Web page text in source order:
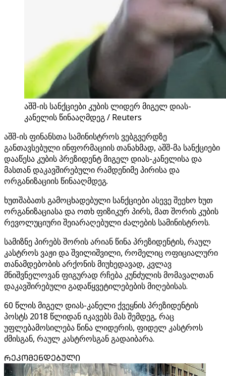
აშშ-ის სანქციები კუბის ლიდერ მიგელ დიას-
კანელის წინააღმდეგ / Reuters
აშშ-ის ფინანსთა სამინისტროს ვებგვერდზე
განთავსებული ინფორმაციის თანახმად, აშშ-მა სანქციები
დააწესა კუბის პრეზიდენტ მიგელ დიას-კანელისა და
მასთან დაკავშირებული რამდენიმე პირისა და
ორგანიზაციის წინააღმდეგ.
ხუთშაბათს გამოცხადებული სანქციები ასევე შეეხო ხუთ
ორგანიზაციასა და ოთხ ფიზიკურ პირს, მათ შორის კუბის
რევოლუციური შეიარაღებული ძალების სამინისტროს.
სამიზნე პირებს შორის არიან წინა პრეზიდენტის, რაულ
კასტროს ვაჟი და შვილიშვილი, რომელიც ოფიციალური
თანამდებობის არქონის მიუხედავად, კვლავ
მნიშვნელოვან ფიგურად რჩება კუნძულის მომავალთან
დაკავშირებული გადაწყვეტილებების მიღებისას.
60 წლის მიგელ დიას-კანელი ქვეყნის პრეზიდენტის
პოსტს 2018 წლიდან იკავებს მას შემდეგ, რაც
უფლებამოსილება წინა ლიდერის, ფიდელ კასტროს
ძმისგან, რაულ კასტროსგან გადაიბარა.
ᲠᲔᲙᲝᲛᲔᲜᲓᲔᲑᲣᲚᲘ